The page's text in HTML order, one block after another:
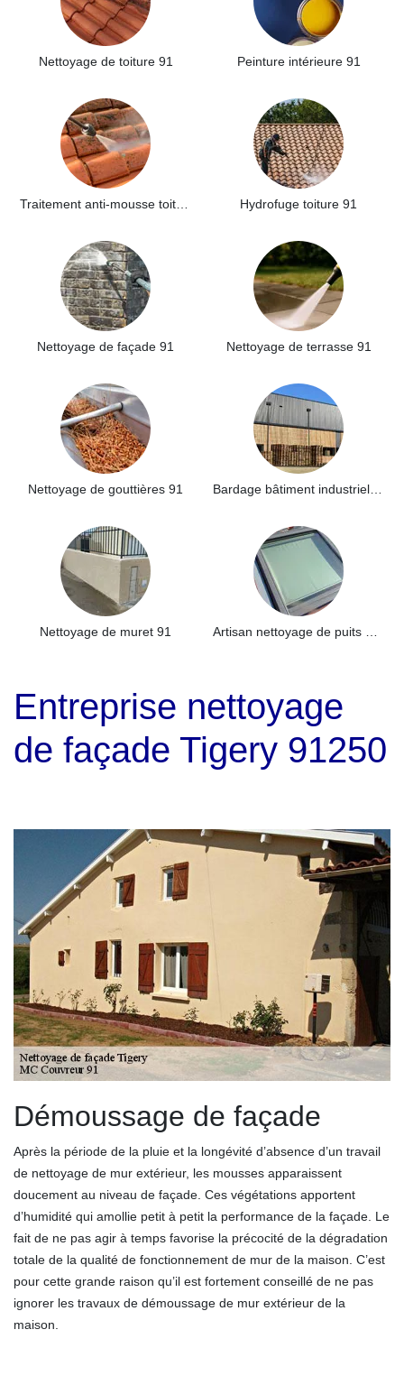
Nettoyage de toiture 91 Peinture intérieure 91
Hydrofuge toiture 91
Nettoyage de façade 91 Nettoyage de terrasse 91
Nettoyage de gouttières 91
Nettoyage de muret 91
Entreprise nettoyage
de façade Tigery 91250
Démoussage de façade
Après la période de la pluie et la longévité d’absence d’un travail
de nettoyage de mur extérieur, les mousses apparaissent
doucement au niveau de façade. Ces végétations apportent
d’humidité qui amollie petit à petit la performance de la façade. Le
fait de ne pas agir à temps favorise la précocité de la dégradation
totale de la qualité de fonctionnement de mur de la maison. C’est
pour cette grande raison qu’il est fortement conseillé de ne pas
ignorer les travaux de démoussage de mur extérieur de la
maison.